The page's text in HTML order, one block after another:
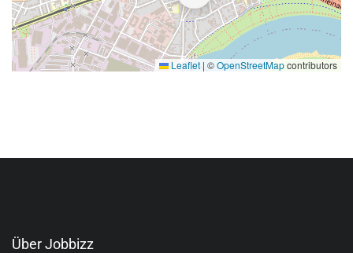
Leaflet | ©OpenStreetMapcontributors
Über Jobbizz